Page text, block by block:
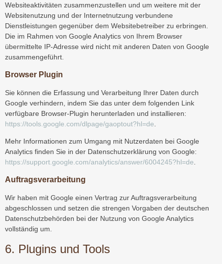
Websiteaktivitäten zusammenzustellen und um weitere mit der
Websitenutzung und der Internetnutzung verbundene
Dienstleistungen gegenüber dem Websitebetreiber zu erbringen.
Die im Rahmen von Google Analytics von Ihrem Browser
übermittelte IP-Adresse wird nicht mit anderen Daten von Google
zusammengeführt.
Browser Plugin
Sie können die Erfassung und Verarbeitung Ihrer Daten durch
Google verhindern, indem Sie das unter dem folgenden Link
verfügbare Browser-Plugin herunterladen und installieren:
https://tools.google.com/dlpage/gaoptout?hl=de
Mehr Informationen zum Umgang mit Nutzerdaten bei Google
Analytics finden Sie in der Datenschutzerklärung von Google:
https://support.google.com/analytics/answer/6004245?hl=de.
Auftragsverarbeitung
Wir haben mit Google einen Vertrag zur Auftragsverarbeitung
abgeschlossen und setzen die strengen Vorgaben der deutschen
Datenschutzbehörden bei der Nutzung von Google Analytics
vollständig um.
6. Plugins und Tools